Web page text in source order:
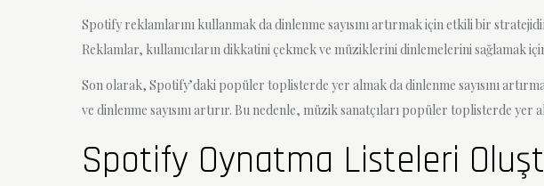
Spotify reklamlarını kullanmak da dinlenme sayısını artırmak için etkili bir
Reklamlar, kullanıcıların dikkatini çekmek ve müziklerini dinlemelerini sağlamak
Son olarak, Spotify’daki popüler toplisterde yer almak da dinlenme sayısını
ve dinlenme sayısını artırır. Bu nedenle, müzik sanatçıları popüler toplisterde yer
Spotify Oynatma Listeleri